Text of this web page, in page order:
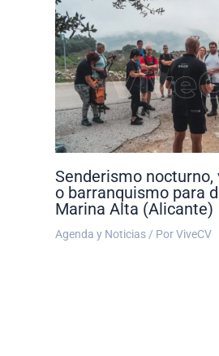
Senderismo
o barranquismo para
Marina Alta (Alicante)
Agenda y Noticias/ PorViveCV